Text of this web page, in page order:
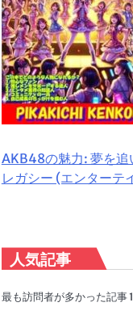
AKB48の魅力: 夢を
レガシー (エンターテ
人気記事
最も訪問者が多かった記事